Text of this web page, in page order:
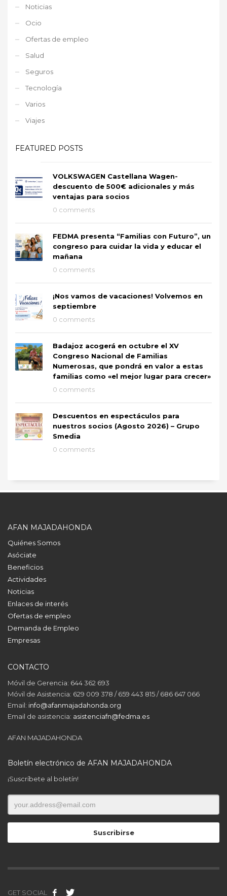
Noticias
Ocio
Ofertas de empleo
Salud
Seguros
Tecnología
Varios
Viajes
FEATURED POSTS
VOLKSWAGEN Castellana Wagen-
descuento de 500€ adicionales y más
ventajas para socios
0 comments
FEDMA presenta “Familias con Futuro”, un
congreso para cuidar la vida y educar el
mañana
0 comments
¡Nos vamos de vacaciones! Volvemos en
septiembre
0 comments
Badajoz acogerá en octubre el XV
Congreso Nacional de Familias
Numerosas, que pondrá en valor a estas
familias como «el mejor lugar para crecer»
0 comments
Descuentos en espectáculos para
nuestros socios (Agosto 2026) – Grupo
Smedia
0 comments
AFAN MAJADAHONDA
Quiénes Somos
Asóciate
Beneficios
Actividades
Noticias
Enlaces de interés
Ofertas de empleo
Demanda de Empleo
Empresas
CONTACTO
Móvil de Gerencia: 644 362 693
Móvil de Asistencia: 629 009 378 / 659 443 815 / 686 647 066
Email: info@afanmajadahonda.org
Email de asistencia: asistenciafn@fedma.es
AFAN MAJADAHONDA
Boletín electrónico de AFAN MAJADAHONDA
¡Suscríbete al boletín!
GET SOCIAL